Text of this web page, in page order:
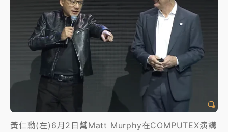
黃仁勳(左)6月2日幫Matt Murphy在COMPUTEX演講